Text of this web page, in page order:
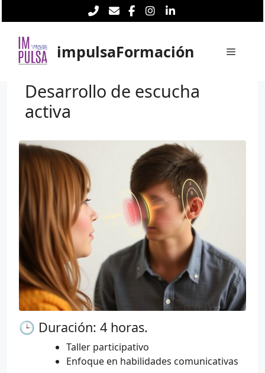
al
contenido
impulsaFormación Menú
Desarrollo de escucha
activa
🕒 Duración: 4 horas.
Taller participativo
Enfoque en habilidades comunicativas